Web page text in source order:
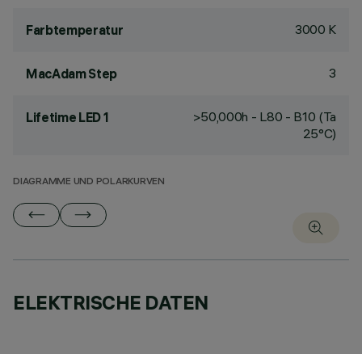
Farbtemperatur 3000 K
MacAdam Step 3
Lifetime LED 1
>50,000h - L80 - B10 (Ta
25°C)
DIAGRAMME UND POLARKURVEN
ELEKTRISCHE DATEN